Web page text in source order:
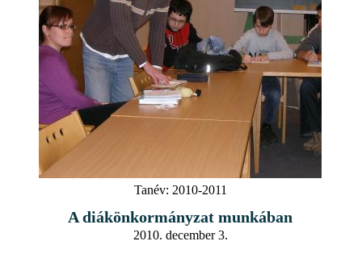
Tanév: 2010-2011
A diákönkormányzat munkában
2010. december 3.